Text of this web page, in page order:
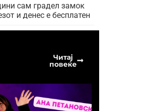
сам градел замок
и денес е бесплатен
Читај
повеќе